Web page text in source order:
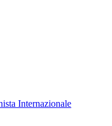
Internazionale